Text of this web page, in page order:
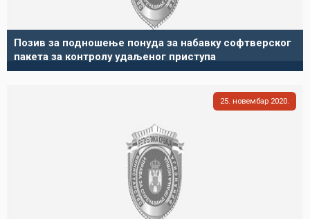
Позив за подношење понуда за набавку софтверског
пакета за контролу удаљеног приступа
25 новембар 2020